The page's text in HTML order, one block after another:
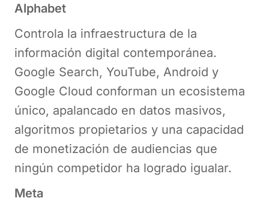
Alphabet
Controla la infraestructura de la
información digital contemporánea.
Google Search, YouTube, Android y
Google Cloud conforman un ecosistema
único, apalancado en datos masivos,
algoritmos propietarios y una capacidad
de monetización de audiencias que
ningún competidor ha logrado igualar.
Meta